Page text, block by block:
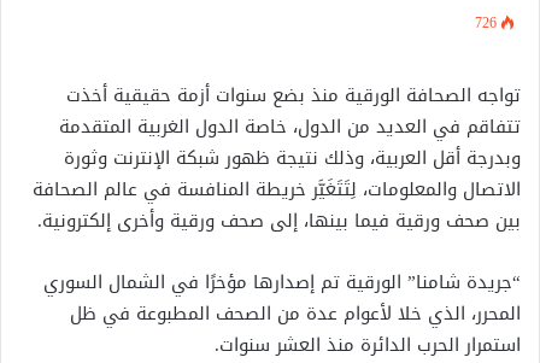
726
تواجه الصحافة الورقية منذ بضع سنوات أزمة حقيقية أخذت
تتفاقم في العديد من الدول، خاصة الدول الغربية المتقدمة
وبدرجة أقل العربية، وذلك نتيجة ظهور شبكة الإنترنت وثورة
الاتصال والمعلومات، لِتَتَغَيَّر خريطة المنافسة في عالم الصحافة
بين صحف ورقية فيما بينها، إلى صحف ورقية وأخرى إلكترونية.
“جريدة شامنا” الورقية تم إصدارها مؤخرًا في الشمال السوري
المحرر، الذي خلا لأعوام عدة من الصحف المطبوعة في ظل
استمرار الحرب الدائرة منذ العشر سنوات.